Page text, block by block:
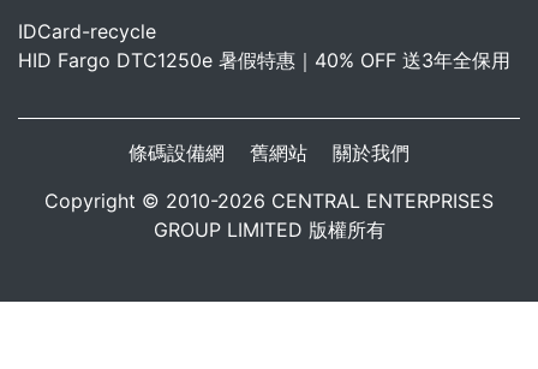
IDCard-recycle
HID Fargo DTC1250e 暑假特惠｜40% OFF 送3年全保用
條碼設備網 舊網站
關於我們
Copyright © 2010-2026 CENTRAL ENTERPRISES
GROUP LIMITED 版權所有